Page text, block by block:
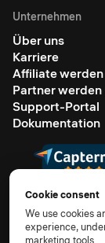
Unternehmen
Über uns
Karriere
Affiliate werden
Partner werden
Support-Portal
Dokumentation
©
Cookie consent
We use cookies
experience,
marketing tools.